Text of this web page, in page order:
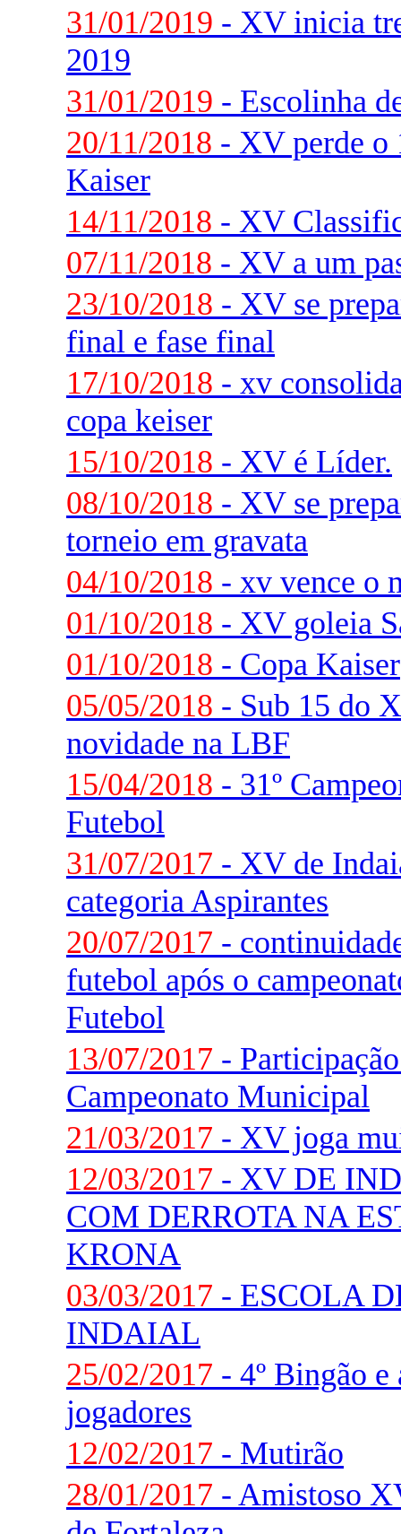
31/01/2019 - XV inicia
2019
31/01/2019 - Escolinha
20/11/2018 - XV perde o
Kaiser
14/11/2018 - XV
07/11/2018 - XV a um
23/10/2018 - XV se
final e fase final
17/10/2018 - xv
copa keiser
15/10/2018 - XV é Líder.
08/10/2018 - XV se
torneio em gravata
04/10/2018 - xv vence o
01/10/2018 - XV goleia
01/10/2018 - Copa Kaiser
05/05/2018 - Sub 15 do
novidade na LBF
15/04/2018 - 31º
Futebol
31/07/2017 - XV de
categoria Aspirantes
20/07/2017 -
futebol após o
Futebol
13/07/2017 -
Campeonato Municipal
21/03/2017 - XV joga
12/03/2017 - XV DE
COM DERROTA NA
KRONA
03/03/2017 - ESCOLA
INDAIAL
25/02/2017 - 4º Bingão e
jogadores
12/02/2017 - Mutirão
28/01/2017 - Amistoso